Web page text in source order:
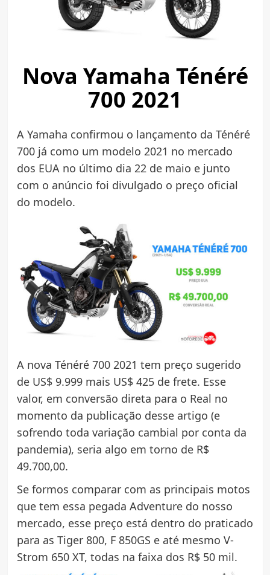
Nova Yamaha Ténéré
700 2021
A Yamaha confirmou o lançamento da Ténéré
700 já como um modelo 2021 no mercado
dos EUA no último dia 22 de maio e junto
com o anúncio foi divulgado o preço oficial
do modelo.
A nova Ténéré 700 2021 tem preço sugerido
de US$ 9.999 mais US$ 425 de frete. Esse
valor, em conversão direta para o Real no
momento da publicação desse artigo (e
sofrendo toda variação cambial por conta da
pandemia), seria algo em torno de R$
49.700,00.
Se formos comparar com as principais motos
que tem essa pegada Adventure do nosso
mercado, esse preço está dentro do praticado
para as Tiger 800, F 850GS e até mesmo V-
Strom 650 XT, todas na faixa dos R$ 50 mil.